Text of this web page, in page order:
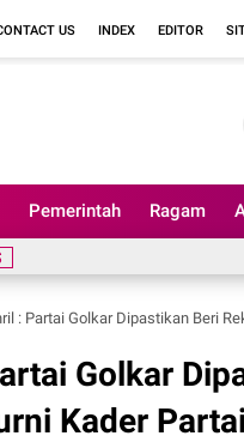
US INDEX EDITOR
Pemerintah Ragam
: Partai Golkar Dipastikan Beri
Golkar
Kader Partai